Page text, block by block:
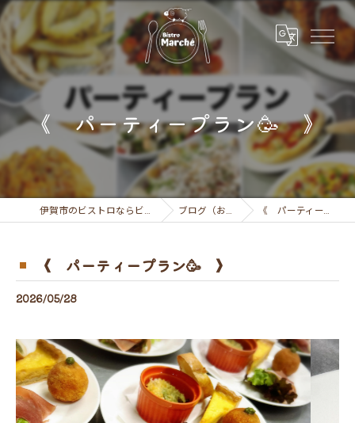
《 パーティープラン🥳 》
伊賀市のビストロならビストロ マルシェ ブログ（お知らせ） 《 パーティープラン🥳 》
《 パーティープラン🥳 》
2026/05/28